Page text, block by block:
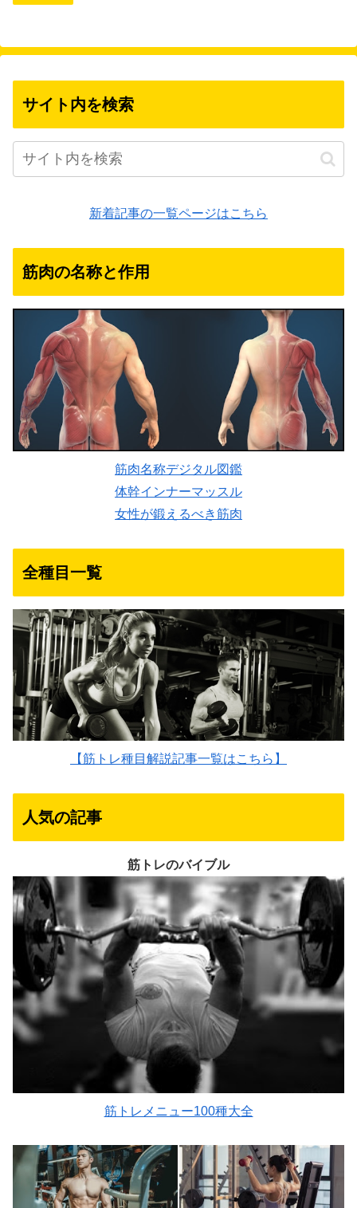
サイト内を検索
新着記事の一覧ページはこちら
筋肉の名称と作用
筋肉名称デジタル図鑑
体幹インナーマッスル
女性が鍛えるべき筋肉
全種目一覧
【筋トレ種目解説記事一覧はこちら】
人気の記事
筋トレのバイブル
筋トレメニュー100種大全